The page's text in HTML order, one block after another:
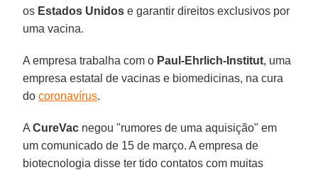
os Estados Unidos e garantir direitos exclusivos por
uma vacina.
A empresa trabalha com o Paul-Ehrlich-Institut, uma
empresa estatal de vacinas e biomedicinas, na cura
docoronavírus.
ACureVac negou "rumores de uma aquisição" em
um comunicado de 15 de março. A empresa de
biotecnologia disse ter tido contatos com muitas